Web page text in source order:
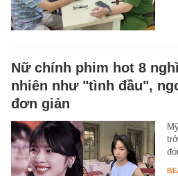
Nữ chính phim hot 8
nhiên như "tình đầu",
đơn giản